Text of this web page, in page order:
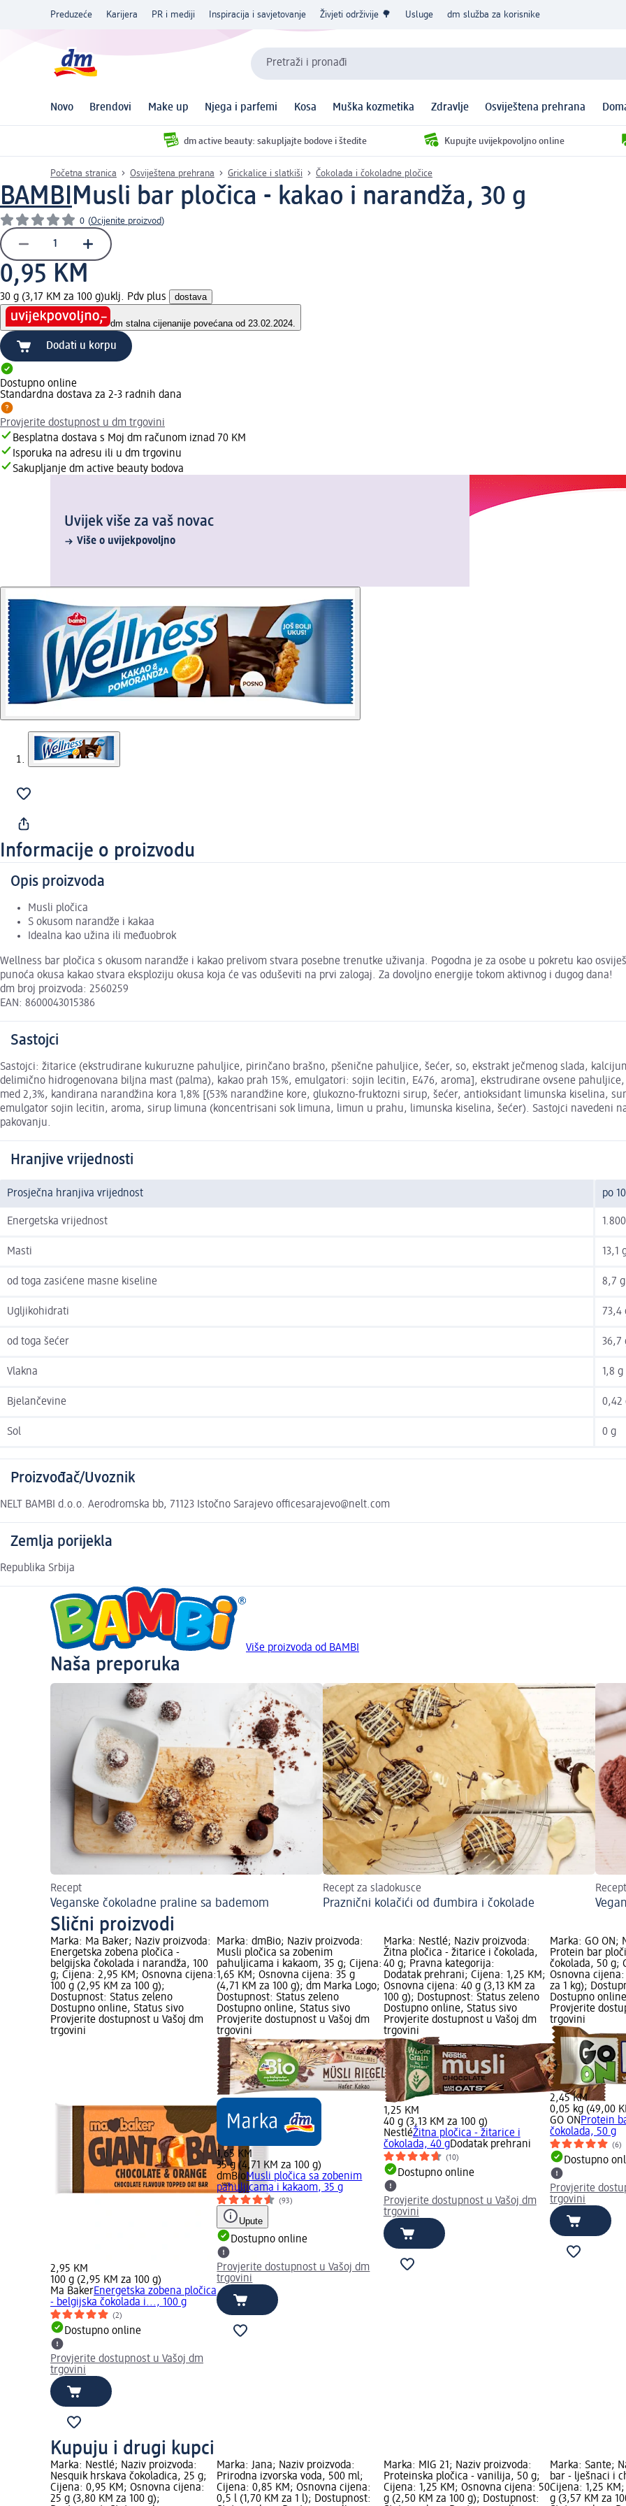
Preduzeće Karijera PR i mediji Inspiracija i savjetovanje Živjeti održivije 🌳 Usluge dm služba za korisnike
Pretraži i pronađi
Novo Brendovi Make up Njega i parfemi Kosa Muška kozmetika Zdravlje Osviještena prehrana
dm active beauty: sakupljajte bodove i štedite Kupujte uvijekpovoljno online
Početna stranica Osviještena prehrana Grickalice i slatkiši Čokolada i čokoladne pločice
BAMBIMusli bar pločica - kakao i narandža, 30 g
0 (Ocijenite proizvod)
0,95 KM
30 g (3,17 KM za 100 g)uklj. Pdv plus dostava
dm stalna cijenanije povećana od 23.02.2024.
Dodati u korpu
Dostupno online
Standardna dostava za 2-3 radnih dana
Provjerite dostupnost u dm trgovini
Besplatna dostava s Moj dm računom iznad 70 KM
Isporuka na adresu ili u dm trgovinu
Sakupljanje dm active beauty bodova
Uvijek više za vaš novac
Više o uvijekpovoljno
Informacije o proizvodu
Opis proizvoda
Musli pločica
S okusom narandže i kakaa
Idealna kao užina ili međuobrok
Wellness bar pločica s okusom narandže i kakao prelivom stvara posebne trenutke uživanja. Pogodna je za osobe u pokretu kao
punoća okusa kakao stvara eksploziju okusa koja će vas oduševiti na prvi zalogaj. Za dovoljno energije tokom aktivnog i dugog dana!
dm broj proizvoda: 2560259
EAN: 8600043015386
Sastojci
Sastojci: žitarice (ekstrudirane kukuruzne pahuljice, pirinčano brašno, pšenične pahuljice, šećer, so, ekstrakt ječmenog slada,
delimično hidrogenovana biljna mast (palma), kakao prah 15%, emulgatori: sojin lecitin, E476, aroma], ekstrudirane ovsene
med 2,3%, kandirana narandžina kora 1,8% [(53% narandžine kore, glukozno-fruktozni sirup, šećer, antioksidant limunska kiselina,
emulgator sojin lecitin, aroma, sirup limuna (koncentrisani sok limuna, limun u prahu, limunska kiselina, šećer). Sastojci navedeni
pakovanju.
Hranjive vrijednosti
Prosječna hranjiva vrijednost po
Energetska vrijednost
Masti 13,1
od toga zasićene masne kiseline 8,7 g
Ugljikohidrati 73,4
od toga šećer 36,7
Vlakna 1,8 g
Bjelančevine 0,42
Sol 0 g
Proizvođač/Uvoznik
NELT BAMBI d.o.o. Aerodromska bb, 71123 Istočno Sarajevo officesarajevo@nelt.com
Zemlja porijekla
Republika Srbija
Više proizvoda od BAMBI
Naša preporuka
Recept
Veganske čokoladne praline sa bademom
Recept za sladokusce
Praznični kolačići od đumbira i čokolade
Recept
Slični proizvodi
Marka: Ma Baker; Naziv proizvoda:
Energetska zobena pločica -
belgijska čokolada i narandža, 100
g; Cijena: 2,95 KM; Osnovna cijena:
100 g (2,95 KM za 100 g);
Dostupnost: Status zeleno
Dostupno online, Status sivo
Provjerite dostupnost u Vašoj dm
trgovini
2,95 KM
100 g (2,95 KM za 100 g)
Ma BakerEnergetska zobena pločica
- belgijska čokolada i..., 100 g
(2)
Dostupno online
Provjerite dostupnost u Vašoj dm
trgovini
Marka: dmBio; Naziv proizvoda:
Musli pločica sa zobenim
pahuljicama i kakaom, 35 g; Cijena:
1,65 KM; Osnovna cijena: 35 g
(4,71 KM za 100 g); dm Marka Logo;
Dostupnost: Status zeleno
Dostupno online, Status sivo
Provjerite dostupnost u Vašoj dm
trgovini
1,65 KM
35 g (4,71 KM za 100 g)
dmBioMusli pločica sa zobenim
pahuljicama i kakaom, 35 g
(93)
Upute
Dostupno online
Provjerite dostupnost u Vašoj dm
trgovini
Marka: Nestlé; Naziv proizvoda:
Žitna pločica - žitarice i čokolada,
40 g; Pravna kategorija:
Dodatak prehrani; Cijena: 1,25 KM;
Osnovna cijena: 40 g (3,13 KM za
100 g); Dostupnost: Status zeleno
Dostupno online, Status sivo
Provjerite dostupnost u Vašoj dm
trgovini
1,25 KM
40 g (3,13 KM za 100 g)
NestléŽitna pločica - žitarice i
čokolada, 40 gDodatak prehrani
(10)
Dostupno online
Provjerite dostupnost u Vašoj dm
trgovini
Marka: GO ON;
Protein bar
čokolada, 50 g;
Osnovna
za 1 kg);
Dostupno
Provjerite
trgovini
2,45 KM
0,05 kg (49,00
GO ONProtein
čokolada, 50 g
(6)
Dostupno
Provjerite
trgovini
Kupuju i drugi kupci
Marka: Nestlé; Naziv proizvoda:
Nesquik hrskava čokoladica, 25 g;
Cijena: 0,95 KM; Osnovna cijena:
25 g (3,80 KM za 100 g);
Marka: Jana; Naziv proizvoda:
Prirodna izvorska voda, 500 ml;
Cijena: 0,85 KM; Osnovna cijena:
0,5 l (1,70 KM za 1 l); Dostupnost:
Marka: MIG 21; Naziv proizvoda:
Proteinska pločica - vanilija, 50 g;
Cijena: 1,25 KM; Osnovna cijena: 50
g (2,50 KM za 100 g); Dostupnost:
Marka: Sante;
bar - lješnaci i
Cijena: 1,25
g (3,57 KM za